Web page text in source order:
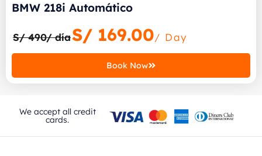
BMW 218i Automático
S/ 490/ díaS/ 169.00/ Day
Book Now
We accept all credit
cards.